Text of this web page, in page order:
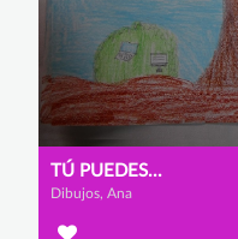
TÚ PUEDES...
Dibujos, Ana